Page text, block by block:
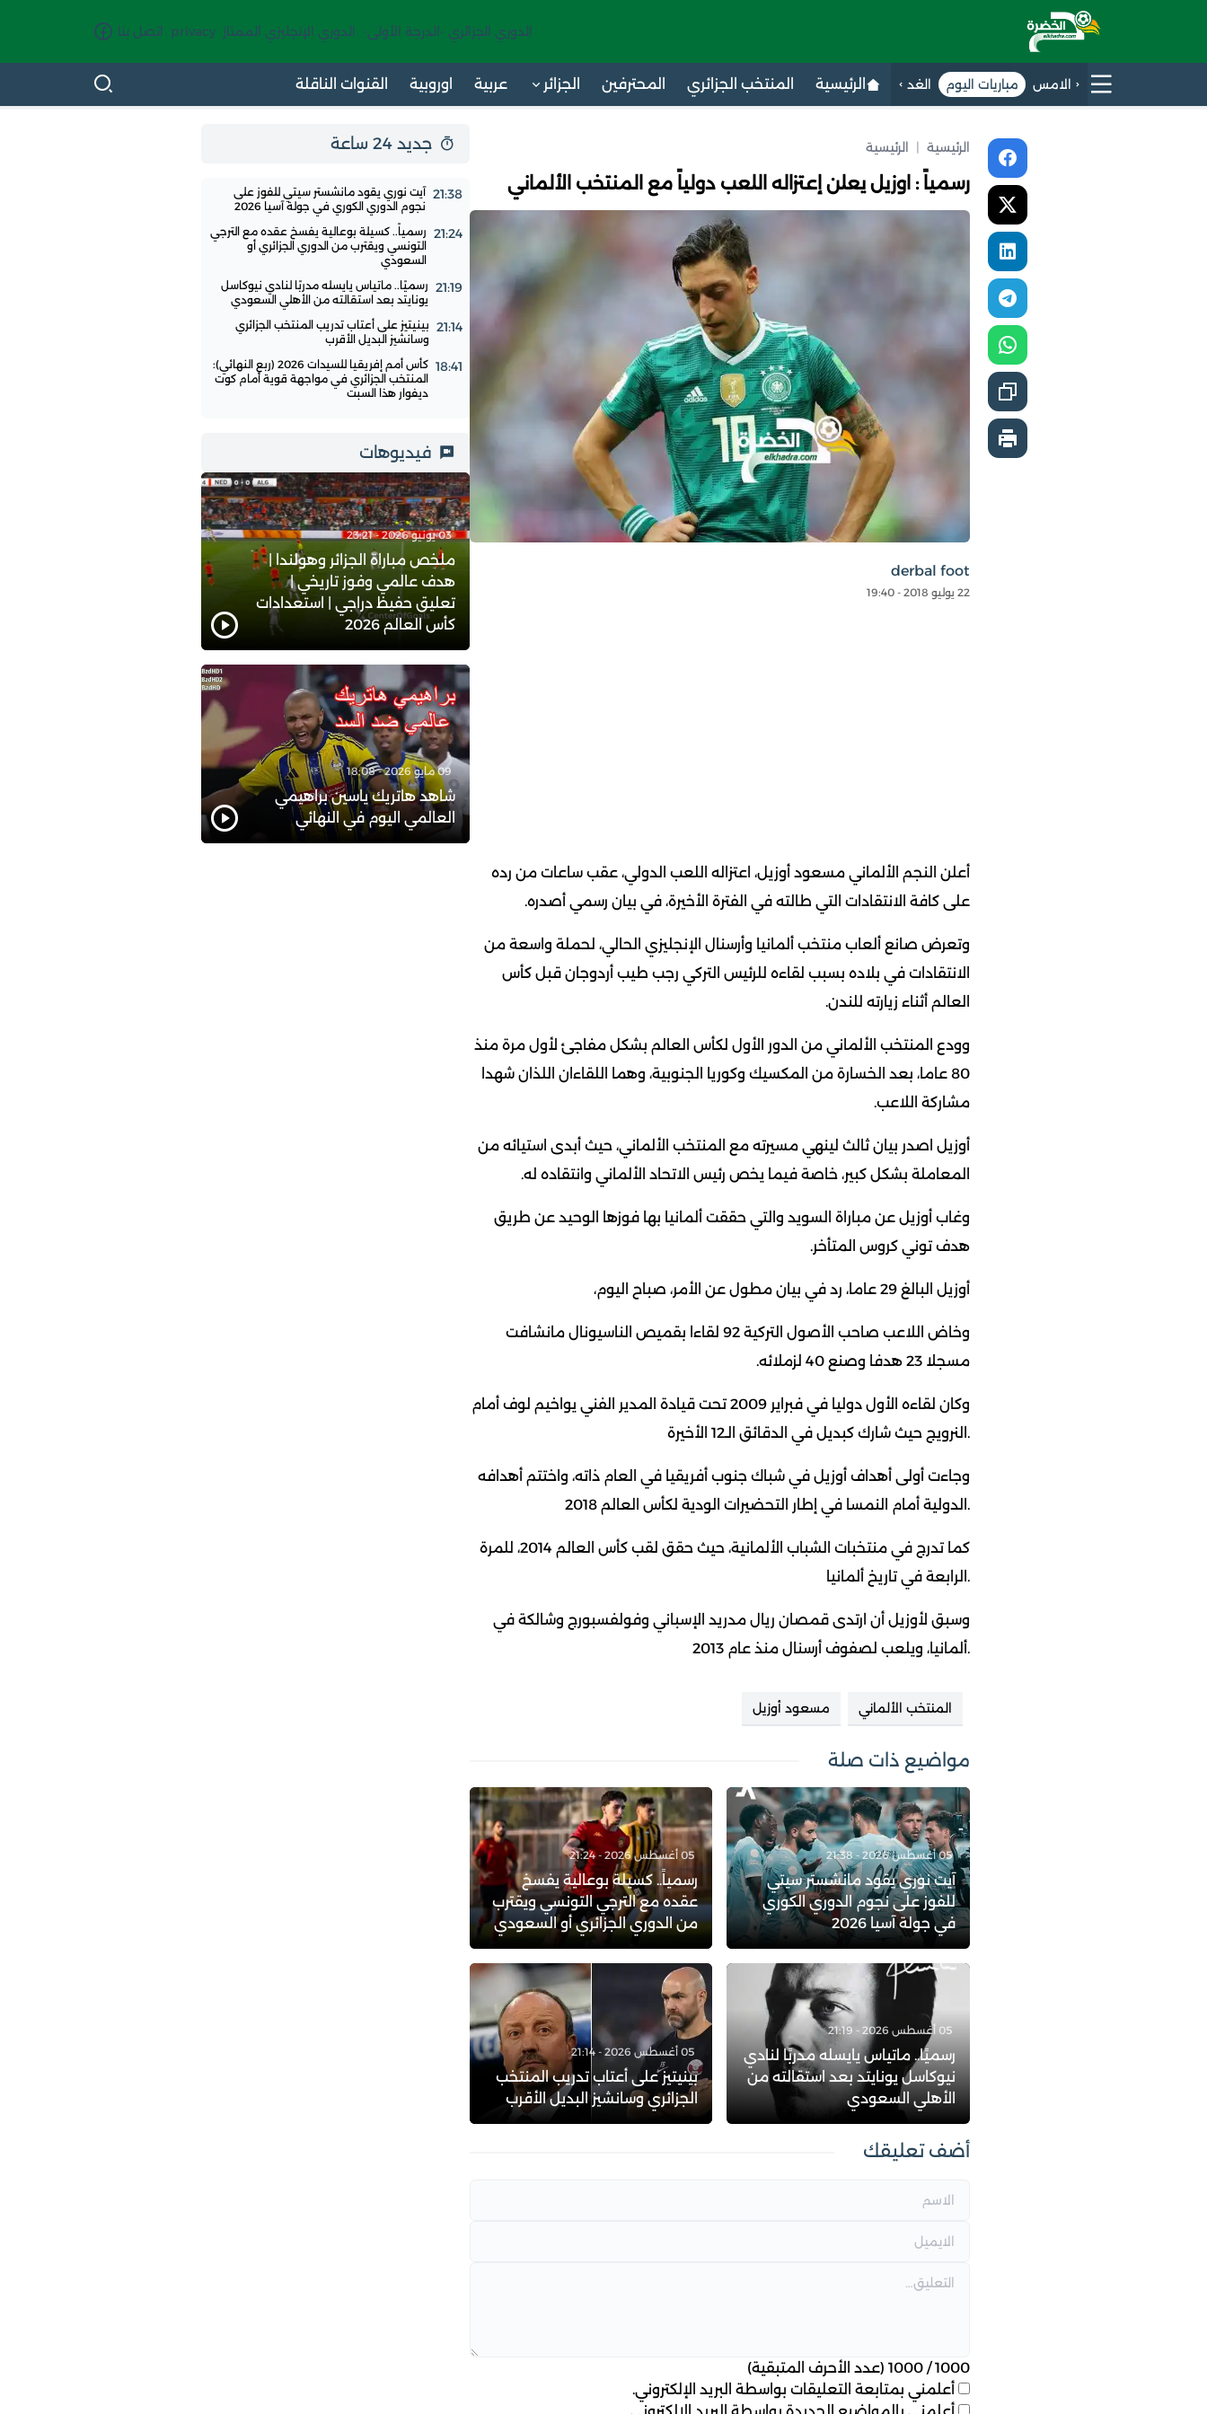
الدوري الجزائري -الدرجة الأولى- الدوري الإنجليزي الممتاز privacy اتصل بنا
الامس مباريات اليوم الغد الرئيسية المنتخب الجزائري المحترفين الجزائر عربية اوروبية القنوات الناقلة
الرئيسية | الرئيسية
رسمياً : اوزيل يعلن إعتزاله اللعب دولياً مع المنتخب الألماني
derbal foot
22 يوليو 2018 - 19:40
أعلن النجم الألماني مسعود أوزيل، اعتزاله اللعب الدولي، عقب ساعات من رده
على كافة الانتقادات التي طالته في الفترة الأخيرة، في بيان رسمي أصدره.
وتعرض صانع ألعاب منتخب ألمانيا وأرسنال الإنجليزي الحالي، لحملة واسعة من
الانتقادات في بلاده بسبب لقاءه للرئيس التركي رجب طيب أردوجان قبل كأس
العالم أثناء زيارته للندن.
وودع المنتخب الألماني من الدور الأول لكأس العالم بشكل مفاجئ لأول مرة منذ
80 عاما، بعد الخسارة من المكسيك وكوريا الجنوبية، وهما اللقاءان اللذان شهدا
مشاركة اللاعب.
أوزيل اصدر بيان ثالث لينهي مسيرته مع المنتخب الألماني، حيث أبدى استيائه من
المعاملة بشكل كبير، خاصة فيما يخص رئيس الاتحاد الألماني وانتقاده له.
وغاب أوزيل عن مباراة السويد والتي حققت ألمانيا بها فوزها الوحيد عن طريق
هدف توني كروس المتأخر.
أوزيل البالغ 29 عاما، رد في بيان مطول عن الأمر، صباح اليوم،
وخاض اللاعب صاحب الأصول التركية 92 لقاءا بقميص الناسيونال مانشافت
مسجلا 23 هدفا وصنع 40 لزملائه.
وكان لقاءه الأول دوليا في فبراير 2009 تحت قيادة المدير الفني يواخيم لوف أمام
النرويج حيث شارك كبديل في الدقائق الـ12 الأخيرة.
وجاءت أولى أهداف أوزيل في شباك جنوب أفريقيا في العام ذاته، واختتم أهدافه
الدولية أمام النمسا في إطار التحضيرات الودية لكأس العالم 2018.
كما تدرج في منتخبات الشباب الألمانية، حيث حقق لقب كأس العالم 2014، للمرة
الرابعة في تاريخ ألمانيا.
وسبق لأوزيل أن ارتدى قمصان ريال مدريد الإسباني وفولفسبورج وشالكة في
ألمانيا، ويلعب لصفوف أرسنال منذ عام 2013.
المنتخب الألماني مسعود أوزيل
مواضيع ذات صلة
05 أغسطس 2026 - 21:38
آيت نوري يقود مانشستر سيتي
للفوز على نجوم الدوري الكوري
في جولة آسيا 2026
05 أغسطس 2026 - 21:24
رسمياً.. كسيلة بوعالية يفسخ
عقده مع الترجي التونسي ويقترب
من الدوري الجزائري أو السعودي
05 أغسطس 2026 - 21:19
رسميًا.. ماتياس يايسله مدربًا لنادي
نيوكاسل يونايتد بعد استقالته من
الأهلي السعودي
05 أغسطس 2026 - 21:14
بينيتيز على أعتاب تدريب المنتخب
الجزائري وسانشيز البديل الأقرب
أضف تعليقك
1000
/
1000 (عدد الأحرف المتبقية)
أعلمني بمتابعة التعليقات بواسطة البريد الإلكتروني.
جديد 24 ساعة
21:38 آيت نوري يقود مانشستر سيتي للفوز على
نجوم الدوري الكوري في جولة آسيا 2026
21:24 رسمياً.. كسيلة بوعالية يفسخ عقده مع الترجي
التونسي ويقترب من الدوري الجزائري أو
السعودي
21:19 رسميًا.. ماتياس يايسله مدربًا لنادي نيوكاسل
يونايتد بعد استقالته من الأهلي السعودي
21:14 بينيتيز على أعتاب تدريب المنتخب الجزائري
وسانشيز البديل الأقرب
18:41
كأس أمم إفريقيا للسيدات 2026 (ربع النهائي):
المنتخب الجزائري في مواجهة قوية أمام كوت
ديفوار هذا السبت
فيديوهات
03 يونيو 2026 - 23:21
ملخص مباراة الجزائر وهولندا |
هدف عالمي وفوز تاريخي |
تعليق حفيظ دراجي | استعدادات
كأس العالم 2026
09 مايو 2026 - 18:08
شاهد هاتريك ياسين براهيمي
العالمي اليوم في النهائي